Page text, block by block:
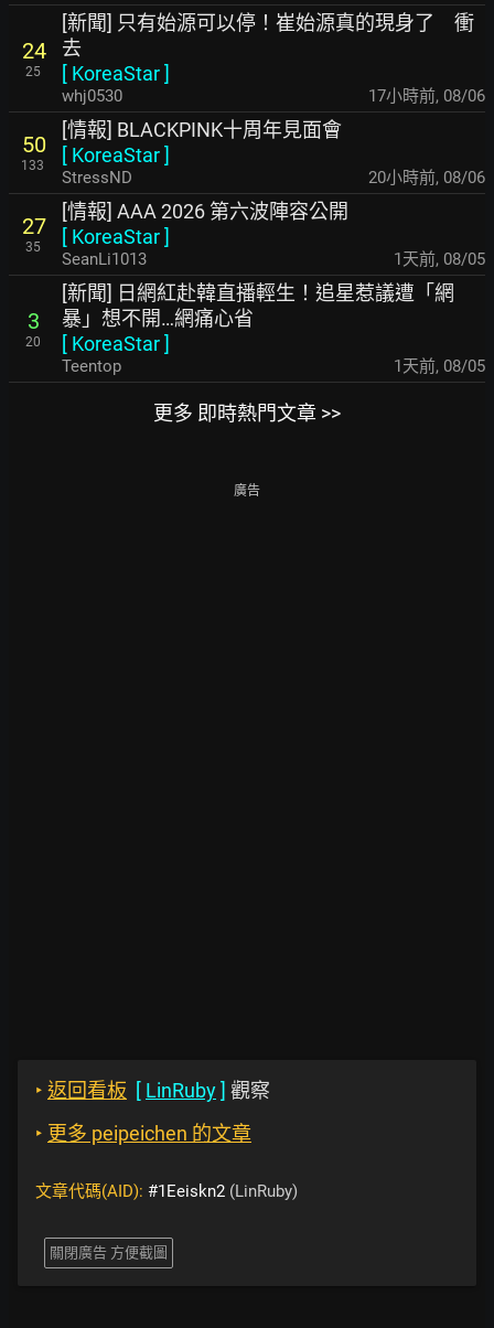
24
25
[新聞] 只有始源可以停！崔始源真的現身了 衝
去
[ KoreaStar]
whj0530 17小時前, 08/06
50
133
[情報] BLACKPINK十周年見面會
[ KoreaStar]
StressND 20小時前, 08/06
27
35
[情報] AAA 2026 第六波陣容公開
[ KoreaStar]
SeanLi1013 1天前, 08/05
3
20
[新聞] 日網紅赴韓直播輕生！追星惹議遭「網
暴」想不開…網痛心省
[ KoreaStar]
Teentop 1天前, 08/05
更多 即時熱門文章 >>
廣告
‣ 返回看板 [ LinRuby] 觀察
‣ 更多 peipeichen 的文章
文章代碼(AID): #1Eeiskn2 (LinRuby)
關閉廣告 方便截圖